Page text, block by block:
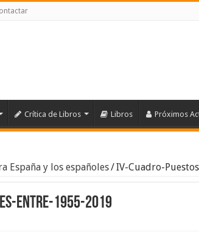
Crítica de Libros Libros Próximos
España y los españoles/IV-Cuadro-
entre-1955-2019